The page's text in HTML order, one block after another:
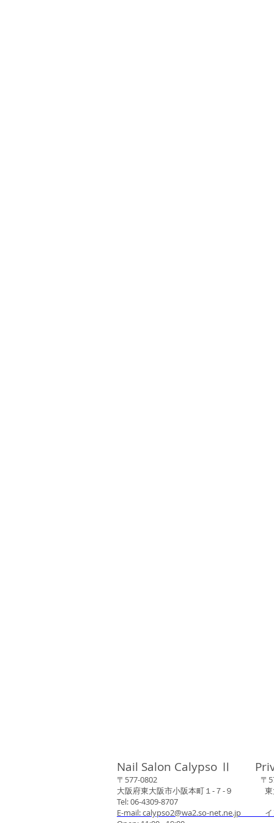
Nail Salon Calypso Ⅱ
〒577-0802 〒577-
大阪府東大阪市小阪本町１‐７‐９ 東
Tel: 06-4309-8707
E-mail: calypso2@wa2.so-net.ne.jp イ